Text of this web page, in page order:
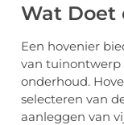
Wat Doet
Een hovenier
van
onderhoud.
selecteren van
aanleggen van